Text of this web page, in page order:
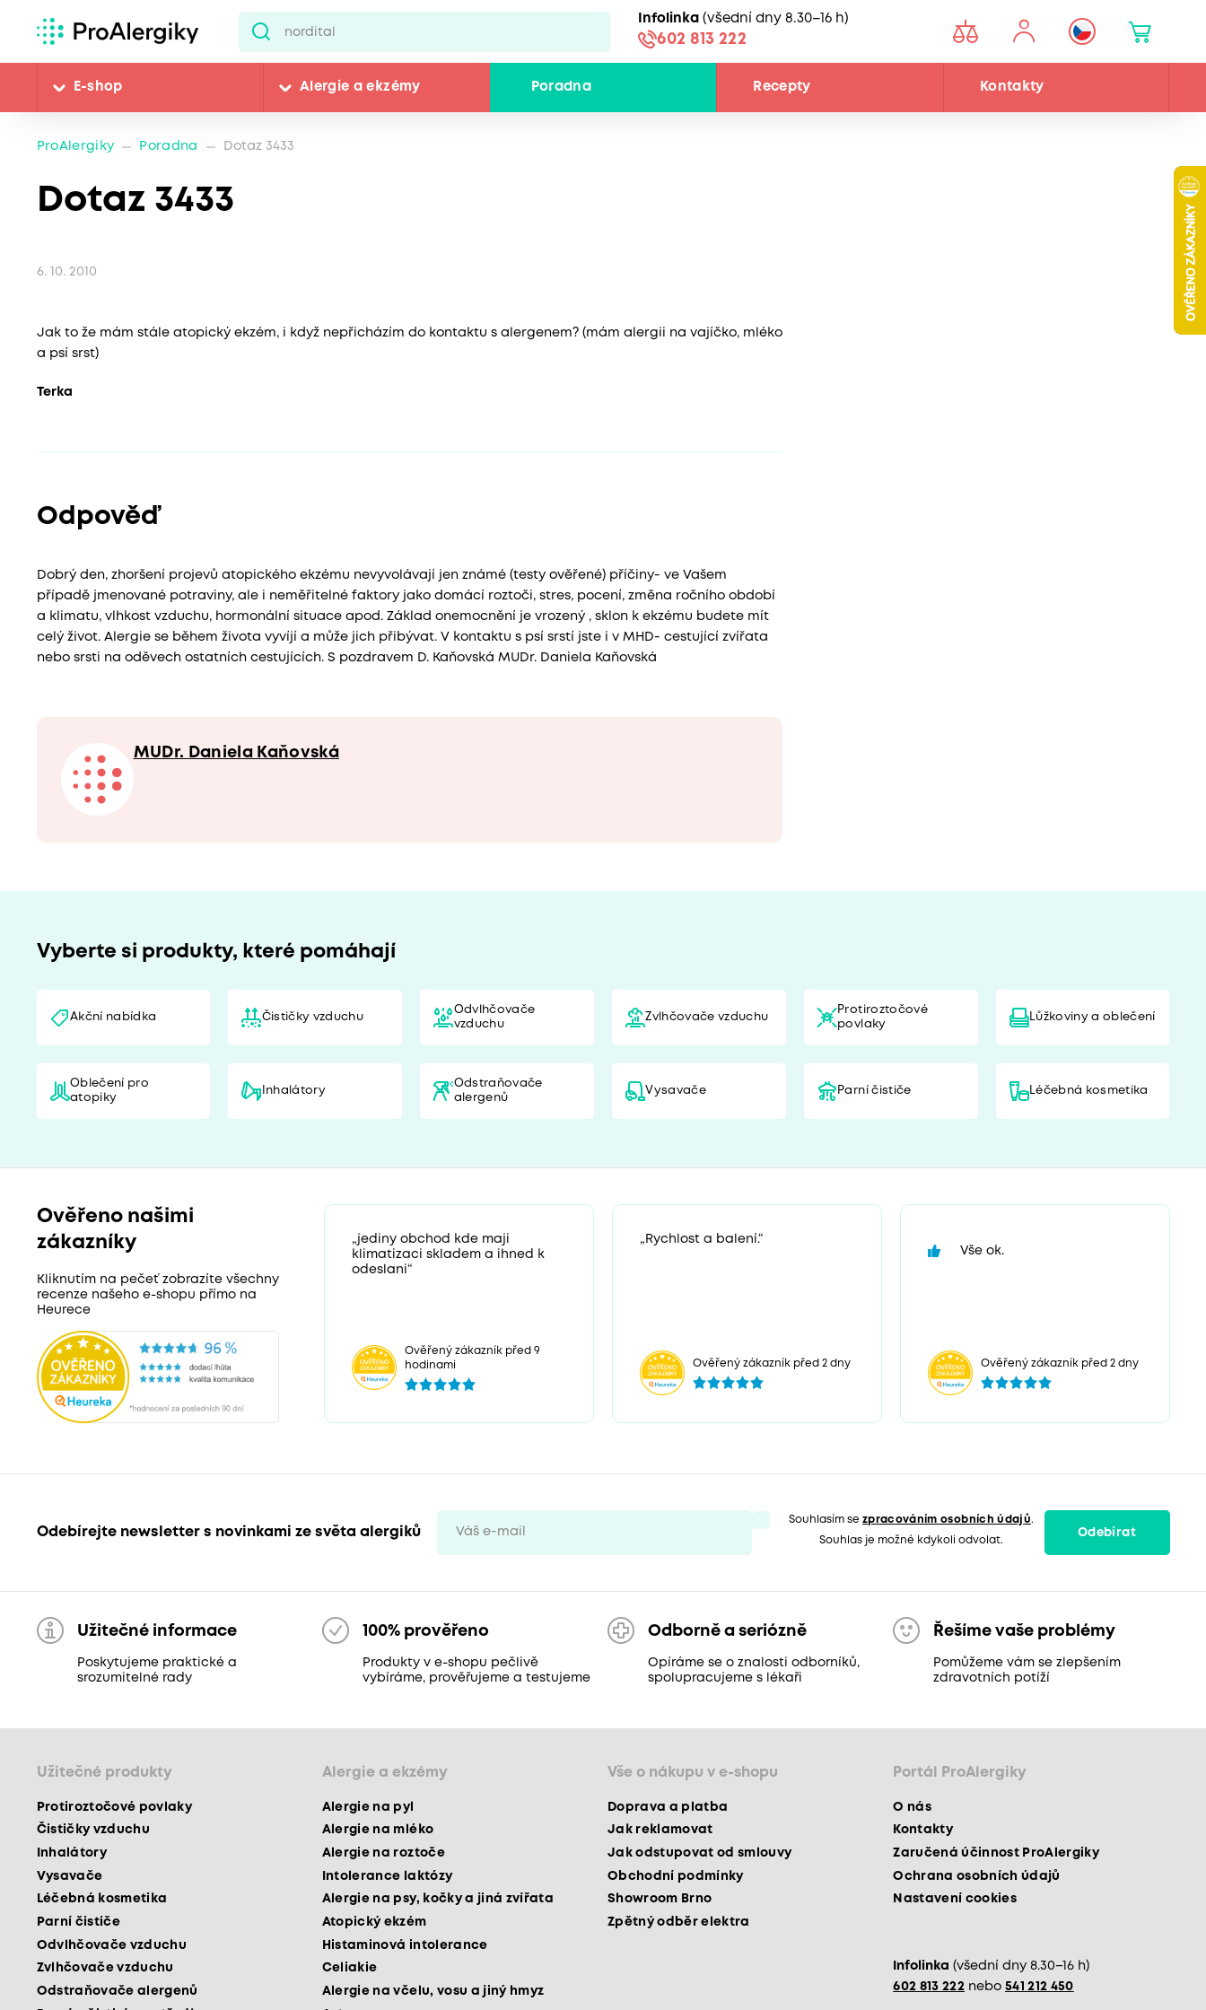
Infolinka (všední dny 8.30–16 h)
602 813 222
E-shop Alergie a ekzémy Poradna Recepty Kontakty
ProAlergiky Poradna Dotaz 3433
Dotaz 3433
6. 10. 2010
Jak to že mám stále atopický ekzém, i když nepřicházím do kontaktu s alergenem? (mám alergii na vajíčko, mléko
a psí srst)
Terka
Odpověď
Dobrý den, zhoršení projevů atopického ekzému nevyvolávají jen známé (testy ověřené) příčiny- ve Vašem
případě jmenované potraviny, ale i neměřitelné faktory jako domácí roztoči, stres, pocení, změna ročního období
a klimatu, vlhkost vzduchu, hormonální situace apod. Základ onemocnění je vrozený , sklon k ekzému budete mít
celý život. Alergie se během života vyvíjí a může jich přibývat. V kontaktu s psí srstí jste i v MHD- cestující zvířata
nebo srsti na oděvech ostatních cestujících. S pozdravem D. Kaňovská MUDr. Daniela Kaňovská
MUDr. Daniela Kaňovská
Vyberte si produkty, které pomáhají
Akční nabídka Čističky vzduchu
Odvlhčovače
vzduchu
Zvlhčovače vzduchu
Protiroztočové
povlaky
Lůžkoviny a oblečení
Oblečení pro
atopiky
Inhalátory
Odstraňovače
alergenů
Vysavače Parní čističe Léčebná kosmetika
Ověřeno našimi
zákazníky
Kliknutím na pečeť zobrazíte všechny
recenze našeho e-shopu přímo na
Heurece
„jediny obchod kde maji
klimatizaci skladem a ihned k
odeslani“
Ověřený zákazník před 9
hodinami
„Rychlost a balení.“
Ověřený zákazník před 2 dny
Vše ok.
Ověřený zákazník před 2 dny
Odebírejte newsletter s novinkami ze světa alergiků
Souhlasím sezpracováním osobních údajů.
Souhlas je možné kdykoli odvolat.
Odebírat
Užitečné informace
Poskytujeme praktické a
srozumitelné rady
100% prověřeno
Produkty v e-shopu pečlivě
vybíráme, prověřujeme a testujeme
Odborně a seriózně
Opíráme se o znalosti odborníků,
spolupracujeme s lékaři
Řešíme vaše problémy
Pomůžeme vám se zlepšením
zdravotních potíží
Užitečné produkty
Protiroztočové povlaky
Čističky vzduchu
Inhalátory
Vysavače
Léčebná kosmetika
Parní čističe
Odvlhčovače vzduchu
Zvlhčovače vzduchu
Odstraňovače alergenů
Alergie a ekzémy
Alergie na pyl
Alergie na mléko
Alergie na roztoče
Intolerance laktózy
Alergie na psy, kočky a jiná zvířata
Atopický ekzém
Histaminová intolerance
Celiakie
Alergie na včelu, vosu a jiný hmyz
Vše o nákupu v e-shopu
Doprava a platba
Jak reklamovat
Jak odstupovat od smlouvy
Obchodní podmínky
Showroom Brno
Zpětný odběr elektra
Portál ProAlergiky
O nás
Kontakty
Zaručená účinnost ProAlergiky
Ochrana osobních údajů
Nastavení cookies
Infolinka (všední dny 8.30–16 h)
602 813 222 nebo 541 212 450